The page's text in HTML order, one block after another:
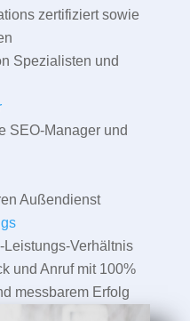
zertifiziert sowie
Spezialisten und
SEO-Manager und
Außendienst
Leistungs-Verhältnis
und Anruf mit 100%
messbarem Erfolg